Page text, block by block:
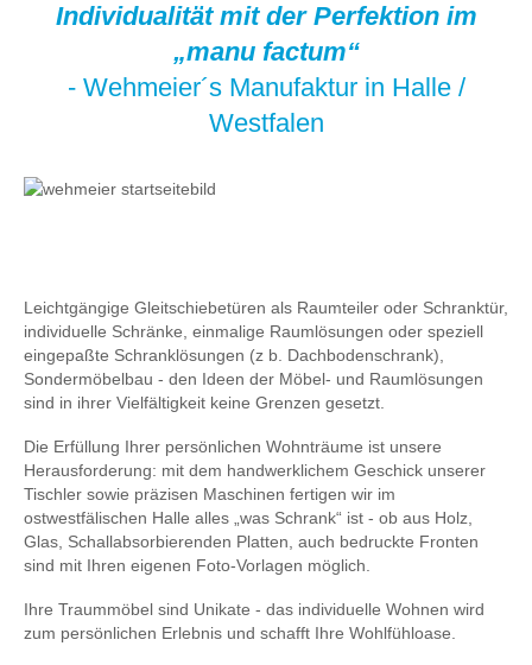
Individualität mit der Perfektion im
„manu factum“
- Wehmeier´s Manufaktur in Halle /
Westfalen
Leichtgängige Gleitschiebetüren als Raumteiler oder Schranktür,
individuelle Schränke, einmalige Raumlösungen oder speziell
eingepaßte Schranklösungen (z b. Dachbodenschrank),
Sondermöbelbau - den Ideen der Möbel- und Raumlösungen
sind in ihrer Vielfältigkeit keine Grenzen gesetzt.
Die Erfüllung Ihrer persönlichen Wohnträume ist unsere
Herausforderung: mit dem handwerklichem Geschick unserer
Tischler sowie präzisen Maschinen fertigen wir im
ostwestfälischen Halle alles „was Schrank“ ist - ob aus Holz,
Glas, Schallabsorbierenden Platten, auch bedruckte Fronten
sind mit Ihren eigenen Foto-Vorlagen möglich.
Ihre Traummöbel sind Unikate - das individuelle Wohnen wird
zum persönlichen Erlebnis und schafft Ihre Wohlfühloase.